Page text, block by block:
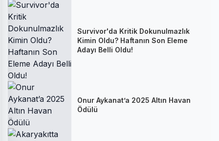
Survivor'da Kritik Dokunulmazlık
Kimin Oldu? Haftanın Son Eleme
Adayı Belli Oldu!
Onur Aykanat’a 2025 Altın Havan
Ödülü